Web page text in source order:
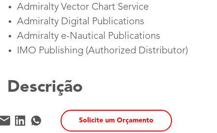
Admiralty Vector Chart Service
Admiralty Digital Publications
Admiralty e-Nautical Publications
IMO Publishing (Authorized Distributor)
Descrição
Solicite um Orçamento